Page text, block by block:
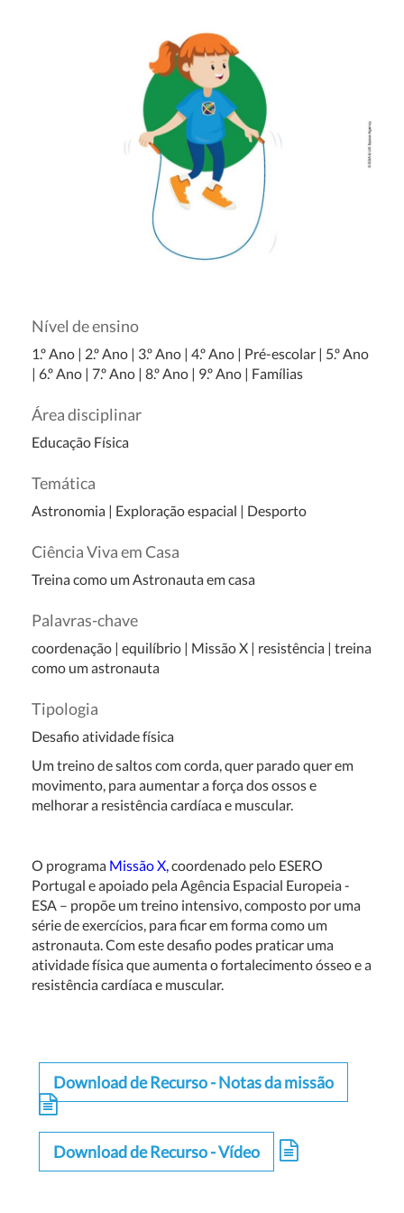
Nível de ensino
1.º Ano | 2.º Ano | 3.º Ano | 4.º Ano | Pré-escolar | 5.º Ano
| 6.º Ano | 7.º Ano | 8.º Ano | 9.º Ano | Famílias
Área disciplinar
Educação Física
Temática
Astronomia | Exploração espacial | Desporto
Ciência Viva em Casa
Treina como um Astronauta em casa
Palavras-chave
coordenação | equilíbrio | Missão X | resistência | treina
como um astronauta
Tipologia
Desafio atividade física
Um treino de saltos com corda, quer parado quer em
movimento, para aumentar a força dos ossos e
melhorar a resistência cardíaca e muscular.
O programa Missão X, coordenado pelo ESERO
Portugal e apoiado pela Agência Espacial Europeia -
ESA – propõe um treino intensivo, composto por uma
série de exercícios, para ficar em forma como um
astronauta. Com este desafio podes praticar uma
atividade física que aumenta o fortalecimento ósseo e a
resistência cardíaca e muscular.
Download de Recurso - Notas da missão
Download de Recurso - Vídeo